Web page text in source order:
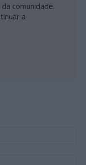
comunidade.
a